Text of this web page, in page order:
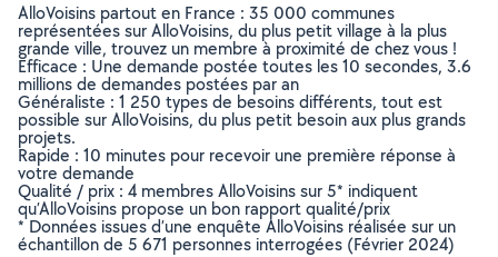
AlloVoisins partout en France : 35 000 communes
représentées sur AlloVoisins, du plus petit village à la plus
grande ville, trouvez un membre à proximité de chez vous !
Efficace : Une demande postée toutes les 10 secondes, 3.6
millions de demandes postées par an
Généraliste : 1 250 types de besoins différents, tout est
possible sur AlloVoisins, du plus petit besoin aux plus grands
projets.
Rapide : 10 minutes pour recevoir une première réponse à
votre demande
Qualité / prix : 4 membres AlloVoisins sur 5* indiquent
qu’AlloVoisins propose un bon rapport qualité/prix
* Données issues d’une enquête AlloVoisins réalisée sur un
échantillon de 5 671 personnes interrogées (Février 2024)